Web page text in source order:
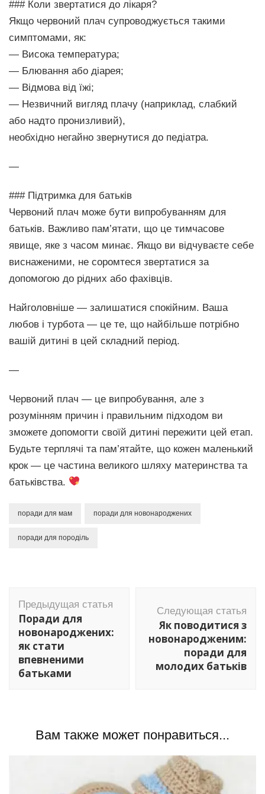
### Коли звертатися до лікаря?
Якщо червоний плач супроводжується такими
симптомами, як:
— Висока температура;
— Блювання або діарея;
— Відмова від їжі;
— Незвичний вигляд плачу (наприклад, слабкий
або надто пронизливий),
необхідно негайно звернутися до педіатра.
—
### Підтримка для батьків
Червоний плач може бути випробуванням для
батьків. Важливо пам’ятати, що це тимчасове
явище, яке з часом минає. Якщо ви відчуваєте себе
виснаженими, не соромтеся звертатися за
допомогою до рідних або фахівців.
Найголовніше — залишатися спокійним. Ваша
любов і турбота — це те, що найбільше потрібно
вашій дитині в цей складний період.
—
Червоний плач — це випробування, але з
розумінням причин і правильним підходом ви
зможете допомогти своїй дитині пережити цей етап.
Будьте терплячі та пам’ятайте, що кожен маленький
крок — це частина великого шляху материнства та
батьківства.
поради для мам поради для новонароджених
поради для породіль
по
записям
Предыдущая статья
Поради для
новонароджених:
як стати
впевненими
батьками
Следующая статья
Як поводитися з
новонародженим:
поради для
молодих батьків
Вам также может понравиться...